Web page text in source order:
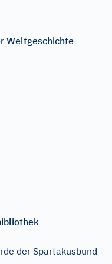
Weltgeschichte
der Spartakusbund